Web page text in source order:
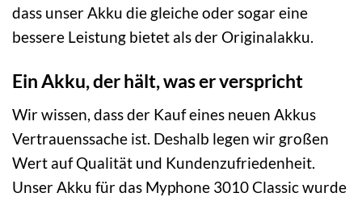
dass unser Akku die gleiche oder sogar eine
bessere Leistung bietet als der Originalakku.
Ein Akku, der hält, was er verspricht
Wir wissen, dass der Kauf eines neuen Akkus
Vertrauenssache ist. Deshalb legen wir großen
Wert auf Qualität und Kundenzufriedenheit.
Unser Akku für das Myphone 3010 Classic wurde